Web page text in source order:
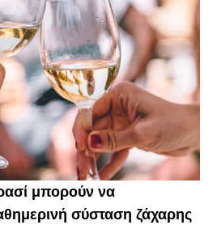
μπορούν να
σύσταση ζάχαρης